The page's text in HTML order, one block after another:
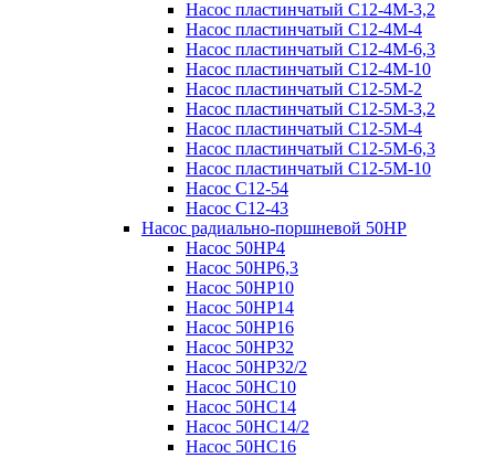
Насос пластинчатый С12-4М-3,2
Насос пластинчатый С12-4М-4
Насос пластинчатый С12-4М-6,3
Насос пластинчатый С12-4М-10
Насос пластинчатый С12-5М-2
Насос пластинчатый С12-5М-3,2
Насос пластинчатый С12-5М-4
Насос пластинчатый С12-5М-6,3
Насос пластинчатый С12-5М-10
Насос С12-54
Насос С12-43
Насос радиально-поршневой 50НР
Насос 50НР4
Насос 50НР6,3
Насос 50НР10
Насос 50НР14
Насос 50НР16
Насос 50НР32
Насос 50НР32/2
Насос 50НС10
Насос 50НС14
Насос 50НС14/2
Насос 50НС16